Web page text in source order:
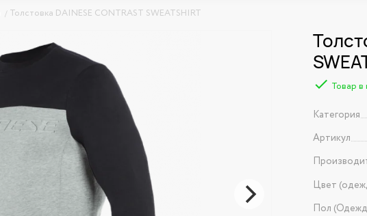
Толстовка DAINESE CONTRAST SWEATSHIRT
Товар в
Категория
Артикул
Цвет
Пол